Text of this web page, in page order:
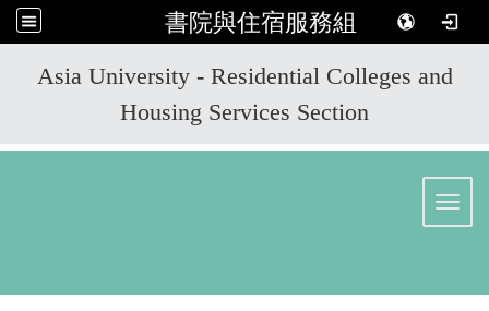
書院與住宿服務組
Asia University - Residential Colleges and
Housing Services Section